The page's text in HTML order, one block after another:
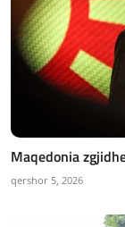
Maqedonia
qershor 5, 2026